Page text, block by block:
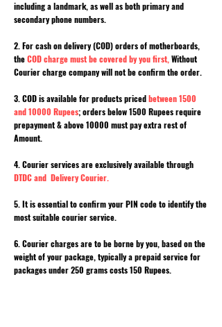
including a landmark, as well as both primary and
secondary phone numbers.
2. For cash on delivery (COD) orders of motherboards,
theCOD charge must be covered by you first, Without
Courier charge company will not be confirm the order.
3. COD is available for products pricedbetween 1500
and 10000 Rupees; orders below 1500 Rupees require
prepayment & above 10000 must pay extra rest of
Amount.
4. Courier services are exclusively available through
DTDC and Delivery Courier.
5. It is essential to confirm your PIN code to identify the
most suitable courier service.
6. Courier charges are to be borne by you, based on the
weight of your package, typically a prepaid service for
packages under 250 grams costs 150 Rupees.